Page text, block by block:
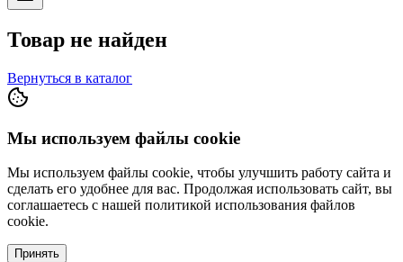
Товар не найден
Вернуться в каталог
Мы используем файлы cookie
Мы используем файлы cookie, чтобы улучшить работу сайта и
сделать его удобнее для вас. Продолжая использовать сайт, вы
соглашаетесь с нашей политикой использования файлов
cookie.
Принять